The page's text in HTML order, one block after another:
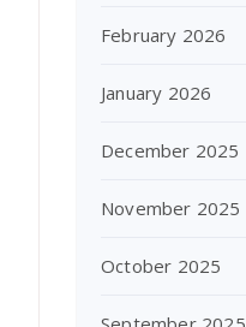
February 2026
January 2026
December 2025
November 2025
October 2025